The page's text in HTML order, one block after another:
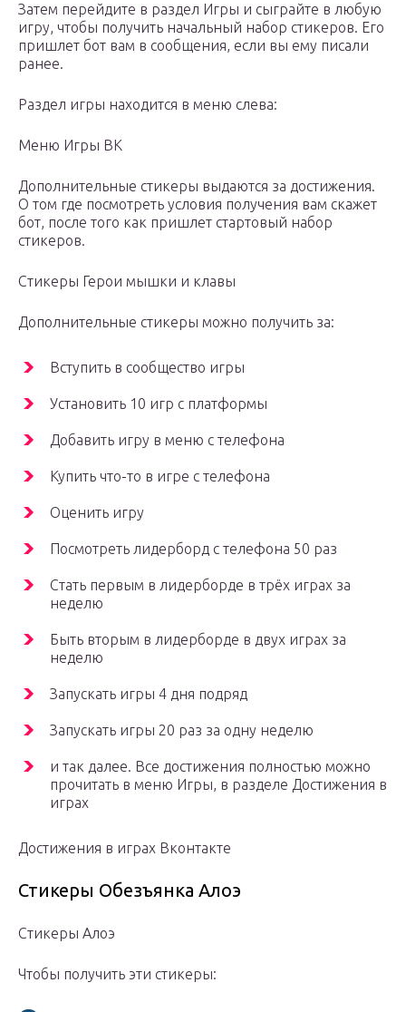
Затем перейдите в раздел Игры и сыграйте в любую
игру, чтобы получить начальный набор стикеров. Его
пришлет бот вам в сообщения, если вы ему писали
ранее.
Раздел игры находится в меню слева:
Меню Игры ВК
Дополнительные стикеры выдаются за достижения.
О том где посмотреть условия получения вам скажет
бот, после того как пришлет стартовый набор
стикеров.
Стикеры Герои мышки и клавы
Дополнительные стикеры можно получить за:
Вступить в сообщество игры
Установить 10 игр с платформы
Добавить игру в меню с телефона
Купить что-то в игре с телефона
Оценить игру
Посмотреть лидерборд с телефона 50 раз
Стать первым в лидерборде в трёх играх за
неделю
Быть вторым в лидерборде в двух играх за
неделю
Запускать игры 4 дня подряд
Запускать игры 20 раз за одну неделю
и так далее. Все достижения полностью можно
прочитать в меню Игры, в разделе Достижения в
играх
Достижения в играх Вконтакте
Стикеры Обезъянка Алоэ
Стикеры Алоэ
Чтобы получить эти стикеры: